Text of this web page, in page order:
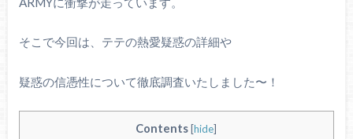
そこで今回は、テテの熱愛疑惑の詳細や
疑惑の信憑性について徹底調査いたしました〜！
Contents [hide]